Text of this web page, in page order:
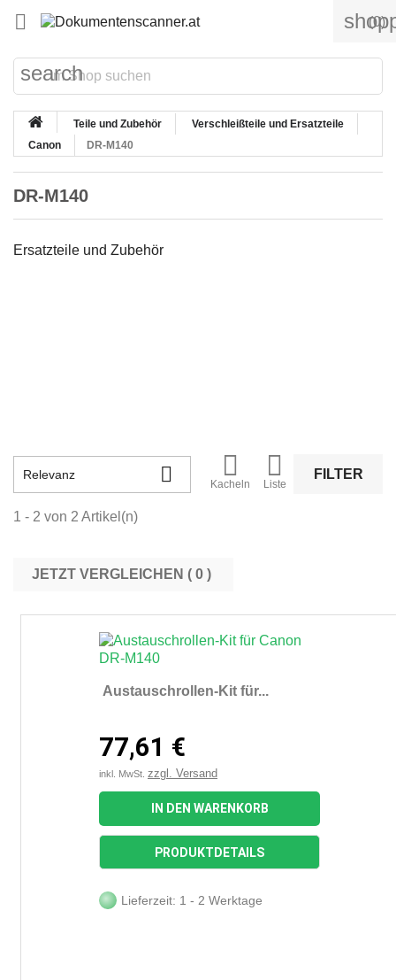
 (0)
search
Teile und Zubehör
Verschleißteile und Ersatzteile
Canon
DR-M140
DR-M140
Ersatzteile und Zubehör
Relevanz  
Kacheln

Liste
FILTER
1 - 2 von 2 Artikel(n)
JETZT VERGLEICHEN ( 0
Austauschrollen-Kit für...
77,61 €
inkl. MwSt. zzgl. Versand
IN DEN WARENKORB
PRODUKTDETAILS
Lieferzeit: 1 - 2 Werktage